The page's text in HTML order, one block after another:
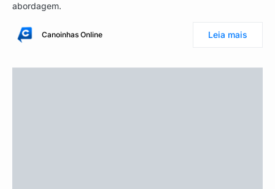
abordagem.
Canoinhas Online Leia mais